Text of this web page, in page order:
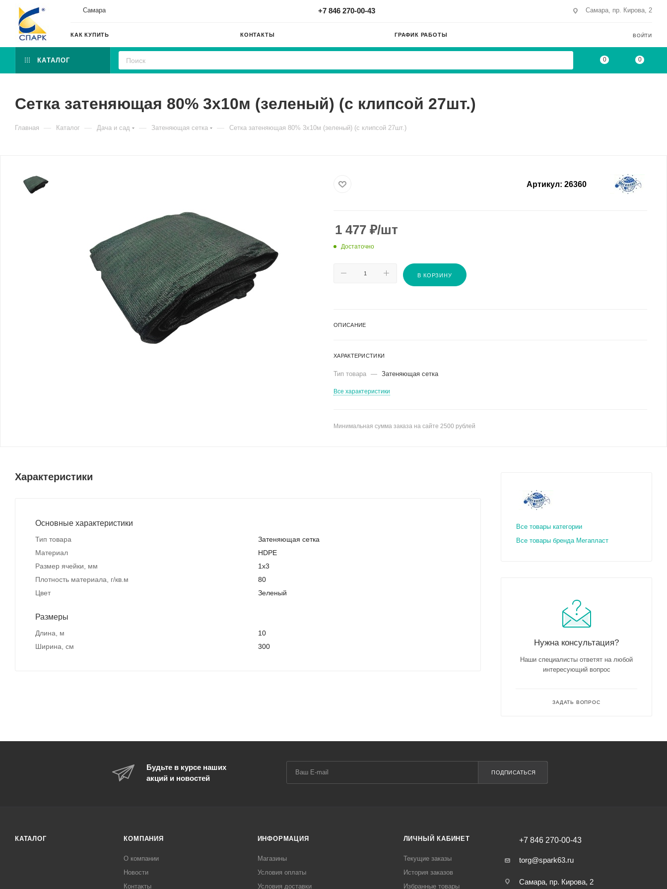
Самара +7 846 270-00-43 Самара, пр. Кирова, 2
КАК КУПИТЬ КОНТАКТЫ ГРАФИК РАБОТЫ ВОЙТИ
КАТАЛОГ 0 0
Сетка затеняющая 80% 3х10м (зеленый) (с клипсой 27шт.)
Главная — Каталог — Дача и сад — Затеняющая сетка — Сетка затеняющая 80% 3х10м (зеленый) (с клипсой 27шт.)
Артикул: 26360
1 477 ₽/шт
Достаточно
В КОРЗИНУ
ОПИСАНИЕ
ХАРАКТЕРИСТИКИ
Тип товара — Затеняющая сетка
Все характеристики
Минимальная сумма заказа на сайте 2500 рублей
Характеристики
Основные характеристики
Тип товара
Затеняющая сетка
Материал
HDPE
Размер ячейки, мм
1х3
Плотность материала, г/кв.м
80
Цвет
Зеленый
Размеры
Длина, м
10
Ширина, см
300
Все товары категории
Все товары бренда Мегапласт
Нужна консультация?
Наши специалисты ответят на любой
интересующий вопрос
ЗАДАТЬ ВОПРОС
Будьте в курсе наших
акций и новостей
ПОДПИСАТЬСЯ
КАТАЛОГ КОМПАНИЯ
О компании
Новости
Контакты
ИНФОРМАЦИЯ
Магазины
Условия оплаты
Условия доставки
ЛИЧНЫЙ КАБИНЕТ
Текущие заказы
История заказов
Избранные товары
+7 846 270-00-43
torg@spark63.ru
Самара, пр. Кирова, 2